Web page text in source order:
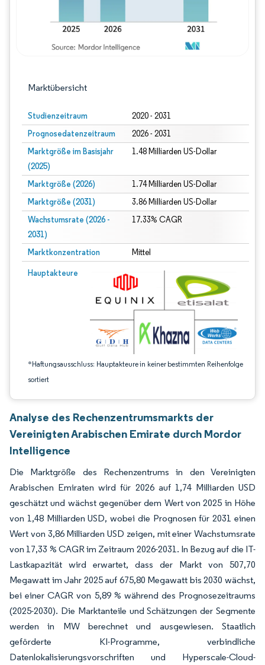
Marktübersicht
Studienzeitraum 2020 - 2031
Prognosedatenzeitraum 2026 - 2031
Marktgröße im Basisjahr
(2025)
1.48 Milliarden US-Dollar
Marktgröße (2026) 1.74 Milliarden US-Dollar
Marktgröße (2031) 3.86 Milliarden US-Dollar
Wachstumsrate (2026 -
2031)
17.33% CAGR
Marktkonzentration Mittel
Hauptakteure
*Haftungsausschluss: Hauptakteure in keiner bestimmten Reihenfolge
sortiert
Bild © Mordor Intelligence. Wiederverwendung erfordert Namensnennung
Analyse des Rechenzentrumsmarkts der
Vereinigten Arabischen Emirate durch Mordor
Intelligence
Die Marktgröße des Rechenzentrums in den Vereinigten
Arabischen Emiraten wird für 2026 auf 1,74 Milliarden USD
geschätzt und wächst gegenüber dem Wert von 2025 in Höhe
von 1,48 Milliarden USD, wobei die Prognosen für 2031 einen
Wert von 3,86 Milliarden USD zeigen, mit einer Wachstumsrate
von 17,33 % CAGR im Zeitraum 2026-2031. In Bezug auf die IT-
Lastkapazität wird erwartet, dass der Markt von 507,70
Megawatt im Jahr 2025 auf 675,80 Megawatt bis 2030 wächst,
bei einer CAGR von 5,89 % während des Prognosezeitraums
(2025-2030). Die Marktanteile und Schätzungen der Segmente
werden in MW berechnet und ausgewiesen. Staatlich
geförderte KI-Programme, verbindliche
Datenlokalisierungsvorschriften und Hyperscale-Cloud-